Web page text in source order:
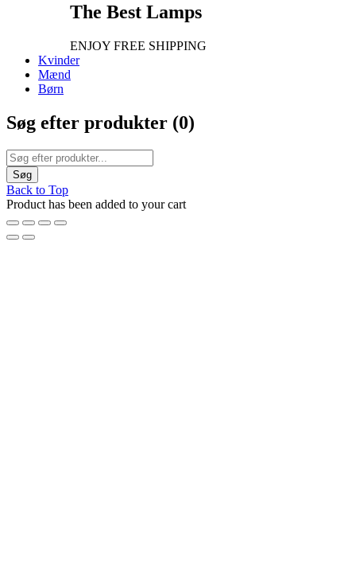
The Best Lamps
ENJOY FREE SHIPPING
Kvinder
Mænd
Børn
Søg efter produkter (0)
Back to Top
Product has been added to your cart